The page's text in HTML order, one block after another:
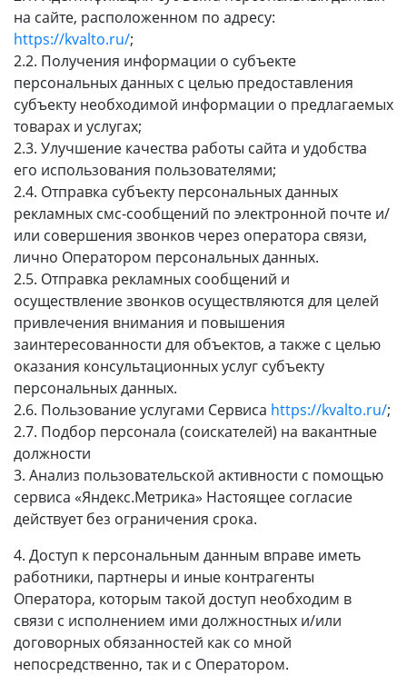
на сайте, расположенном по адресу:
https://kvalto.ru/;
2.2. Получения информации о субъекте
персональных данных с целью предоставления
субъекту необходимой информации о предлагаемых
товарах и услугах;
2.3. Улучшение качества работы сайта и удобства
его использования пользователями;
2.4. Отправка субъекту персональных данных
рекламных смс-сообщений по электронной почте и/
или совершения звонков через оператора связи,
лично Оператором персональных данных.
2.5. Отправка рекламных сообщений и
осуществление звонков осуществляются для целей
привлечения внимания и повышения
заинтересованности для объектов, а также с целью
оказания консультационных услуг субъекту
персональных данных.
2.6. Пользование услугами Сервиса https://kvalto.ru/;
2.7. Подбор персонала (соискателей) на вакантные
должности
3. Анализ пользовательской активности с помощью
сервиса «Яндекс.Метрика» Настоящее согласие
действует без ограничения срока.
4. Доступ к персональным данным вправе иметь
работники, партнеры и иные контрагенты
Оператора, которым такой доступ необходим в
связи с исполнением ими должностных и/или
договорных обязанностей как со мной
непосредственно, так и с Оператором.